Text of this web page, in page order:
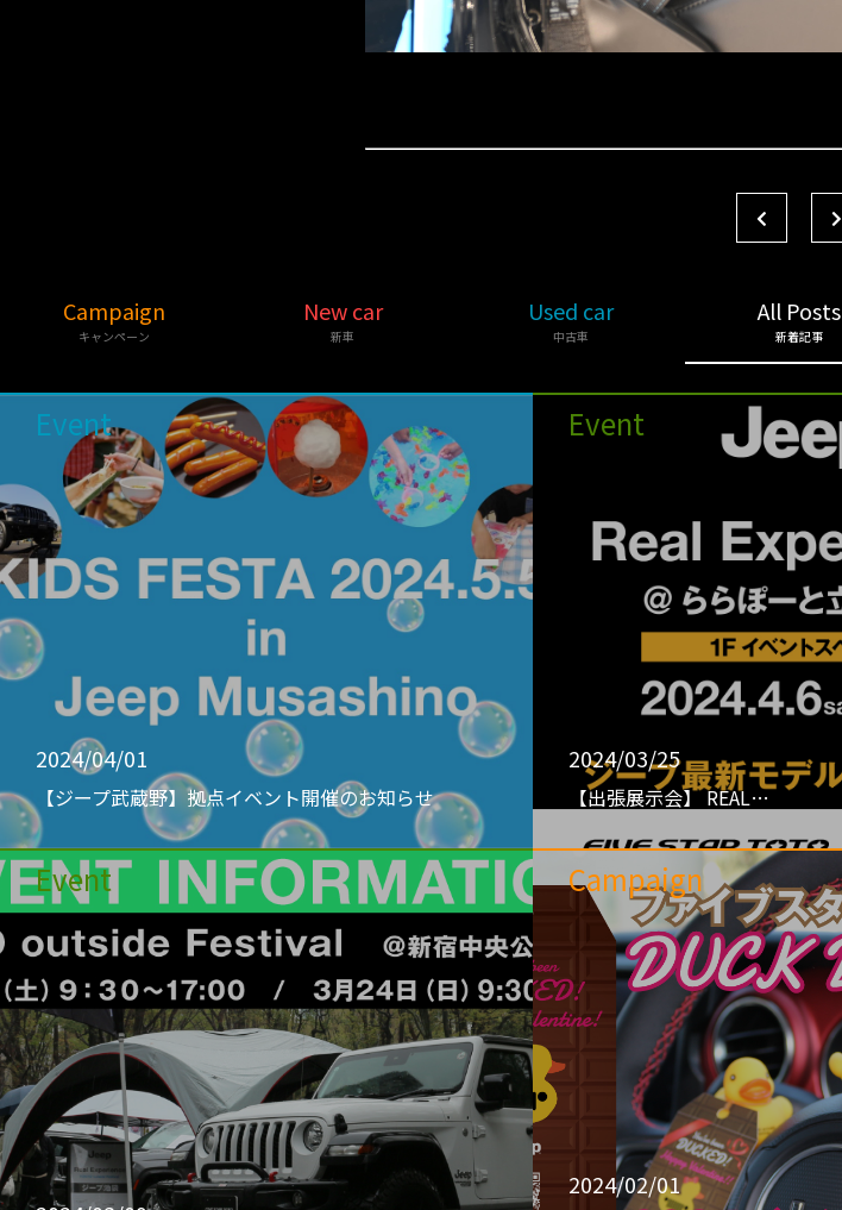
Campaign
キャンペーン
New car
新車
Used car
中古車
All Posts
新着記事
Event
2024/04/01
【ジープ武蔵野】拠点イベント開催のお知らせ
Event
2024/03/25
【出張展示会】 REAL…
Event Campaign
2024/02/01